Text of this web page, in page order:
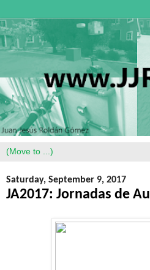
Saturday, September 9, 2017
JA2017: Jornadas de